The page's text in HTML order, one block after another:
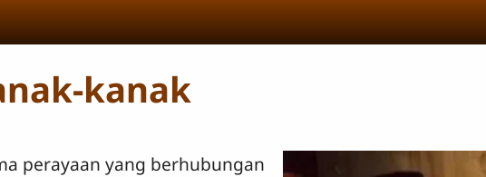
kanak
perayaan yang berhubungan